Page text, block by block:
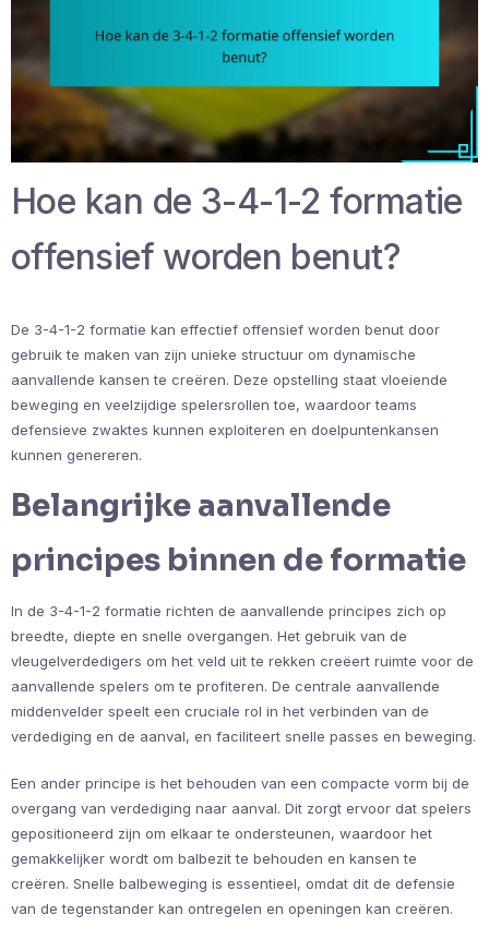
Hoe kan de 3-4-1-2 formatie
offensief worden benut?
De 3-4-1-2 formatie kan effectief offensief worden benut door
gebruik te maken van zijn unieke structuur om dynamische
aanvallende kansen te creëren. Deze opstelling staat vloeiende
beweging en veelzijdige spelersrollen toe, waardoor teams
defensieve zwaktes kunnen exploiteren en doelpuntenkansen
kunnen genereren.
Belangrijke aanvallende
principes binnen de formatie
In de 3-4-1-2 formatie richten de aanvallende principes zich op
breedte, diepte en snelle overgangen. Het gebruik van de
vleugelverdedigers om het veld uit te rekken creëert ruimte voor de
aanvallende spelers om te profiteren. De centrale aanvallende
middenvelder speelt een cruciale rol in het verbinden van de
verdediging en de aanval, en faciliteert snelle passes en beweging.
Een ander principe is het behouden van een compacte vorm bij de
overgang van verdediging naar aanval. Dit zorgt ervoor dat spelers
gepositioneerd zijn om elkaar te ondersteunen, waardoor het
gemakkelijker wordt om balbezit te behouden en kansen te
creëren. Snelle balbeweging is essentieel, omdat dit de defensie
van de tegenstander kan ontregelen en openingen kan creëren.